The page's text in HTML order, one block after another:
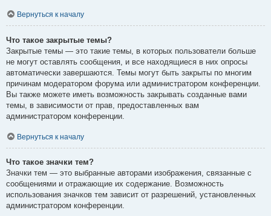
Вернуться к началу
Что такое закрытые темы?
Закрытые темы — это такие темы, в которых пользователи больше
не могут оставлять сообщения, и все находящиеся в них опросы
автоматически завершаются. Темы могут быть закрыты по многим
причинам модератором форума или администратором конференции.
Вы также можете иметь возможность закрывать созданные вами
темы, в зависимости от прав, предоставленных вам
администратором конференции.
Вернуться к началу
Что такое значки тем?
Значки тем — это выбранные авторами изображения, связанные с
сообщениями и отражающие их содержание. Возможность
использования значков тем зависит от разрешений, установленных
администратором конференции.